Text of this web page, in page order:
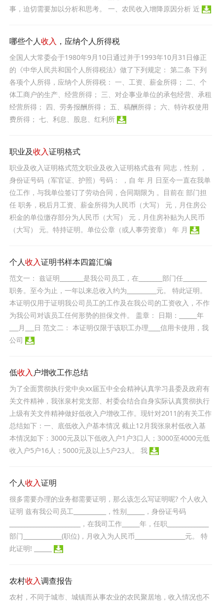
事，迫切需要加以分析和思考。 一、农民收入增降原因分析 近
哪些个人收入 ，应纳个人所得税
全国人大常委会于1980年9月10日通过并于1993年10月31日修正
的《中华人民共和国个人所得税法》做了下列规定： 第二条 下列
各项个人所得，应纳个人所得税： 一、工资、薪金所得； 二、个
体工商户的生产、经营所得； 三、对企事业单位的承包经营、承租
经营所得； 四、劳务报酬所得； 五、稿酬所得； 六、特许权使用
费所得； 七、利息、股息、红利所
职业及收入证明格式
职业及收入证明格式范文职业及收入证明格式兹有 同志，性别 ，
身份证号码（军官证、护照）号码： ，自 年 月 日至今一直在我单
位工作，与我单位签订了劳动合同，合同期限为 。目前在 部门担
任 职务，税后月工资、薪金所得为人民币（大写） 元，月住房公
积金的单位缴存部分为人民币（大写） 元，月住房补贴为人民币
（大写） 元。特持证明。单位公章（或人事劳资章） 年 月
个人收入证明书样本四篇汇编
范文一： 兹证明________是我公司员工，在________部门任________
职务。至今为止，一年以来总收入约为__________元。 特此证明。
本证明仅用于证明我公司员工的工作及在我公司的工资收入，不作
为我公司对该员工任何形势的担保文件。 盖章： 日期：______年
___月___日 范文二： 本证明仅限于该职工办理____信用卡使用，我
公司
低收入 户增收工作总结
为了全面贯彻执行党中央xx届五中全会精神认真学习县委及政府有
关文件精神，我张泉村党支部、村委会结合自身实际认真贯彻执行
上级有关文件精神做好低收入户增收工作。现针对2011的有关工作
总结如下：一、底低收入户基本情况 截止12月我张泉村低收入基
本情况如下：3000元及以下低收入户1户3口人；3000至4000元低
收入户5户16人；5000元及以上5户23人。 我
个人收入证明
很多需要办理的业务都需要证明，那么该怎么写证明呢? 个人收入
证明 兹有我公司员工___________，性别______，身份证号码
________________________，在我司工作______年，任职______________
部门_____________(职位)，月收入为人民币_________________元。 特
此证明! ______
农村收入调查报告
农村，不同于城市、城镇而从事农业的农民聚居地，收入情况也不